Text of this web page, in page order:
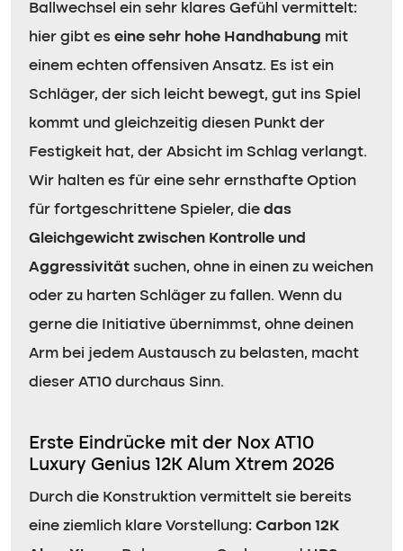
Ballwechsel ein sehr klares Gefühl vermittelt:
hier gibt es eine sehr hohe Handhabung mit
einem echten offensiven Ansatz. Es ist ein
Schläger, der sich leicht bewegt, gut ins Spiel
kommt und gleichzeitig diesen Punkt der
Festigkeit hat, der Absicht im Schlag verlangt.
Wir halten es für eine sehr ernsthafte Option
für fortgeschrittene Spieler, die das
Gleichgewicht zwischen Kontrolle und
Aggressivität suchen, ohne in einen zu weichen
oder zu harten Schläger zu fallen. Wenn du
gerne die Initiative übernimmst, ohne deinen
Arm bei jedem Austausch zu belasten, macht
dieser AT10 durchaus Sinn.
Erste Eindrücke mit der Nox AT10
Luxury Genius 12K Alum Xtrem 2026
Durch die Konstruktion vermittelt sie bereits
eine ziemlich klare Vorstellung: Carbon 12K